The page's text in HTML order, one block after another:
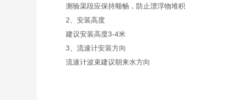
测验渠段应保持顺畅，防止漂浮物堆积
2、安装高度
建议安装高度3-4米
3、流速计安装方向
流速计波束建议朝来水方向